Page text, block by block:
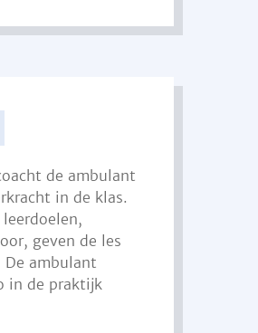
de ambulant
in de klas.
geven de les
De ambulant
in de praktijk